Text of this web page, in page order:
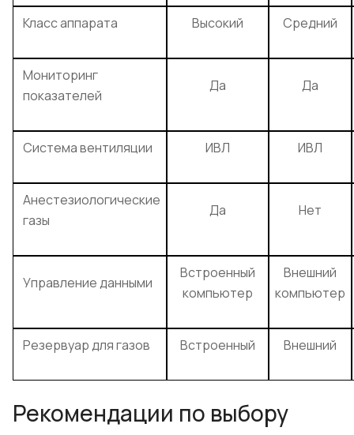
Класс аппарата Высокий Средний
Мониторинг
показателей
Да Да
Система вентиляции ИВЛ ИВЛ
Анестезиологические
газы
Да Нет
Управление данными
Встроенный
компьютер
Внешний
компьютер
Резервуар для газов Встроенный Внешний
Рекомендации по выбору